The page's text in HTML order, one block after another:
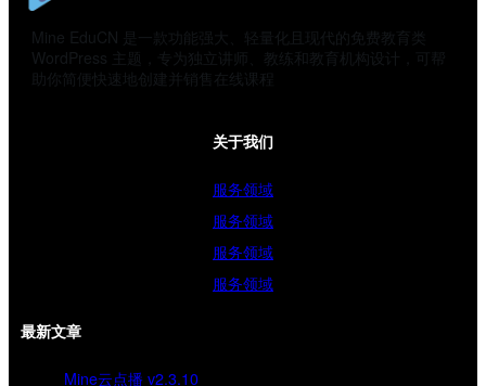
Mine EduCN 是一款功能强大、轻量化且现代的免费教育类
WordPress 主题，专为独立讲师、教练和教育机构设计，可帮
助你简便快速地创建并销售在线课程
关于我们
服务领域
服务领域
服务领域
服务领域
最新文章
Mine云点播 v2.3.10